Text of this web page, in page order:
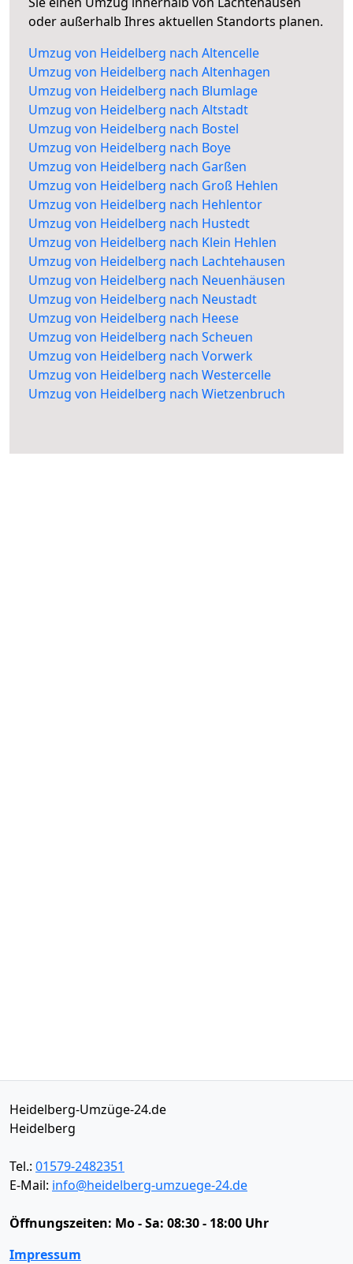
oder außerhalb Ihres aktuellen Standorts planen.
Umzug von Heidelberg nach Altencelle
Umzug von Heidelberg nach Altenhagen
Umzug von Heidelberg nach Blumlage
Umzug von Heidelberg nach Altstadt
Umzug von Heidelberg nach Bostel
Umzug von Heidelberg nach Boye
Umzug von Heidelberg nach Garßen
Umzug von Heidelberg nach Groß Hehlen
Umzug von Heidelberg nach Hehlentor
Umzug von Heidelberg nach Hustedt
Umzug von Heidelberg nach Klein Hehlen
Umzug von Heidelberg nach Lachtehausen
Umzug von Heidelberg nach Neuenhäusen
Umzug von Heidelberg nach Neustadt
Umzug von Heidelberg nach Heese
Umzug von Heidelberg nach Scheuen
Umzug von Heidelberg nach Vorwerk
Umzug von Heidelberg nach Westercelle
Umzug von Heidelberg nach Wietzenbruch
Heidelberg-Umzüge-24.de
Heidelberg
Tel.: 01579-2482351
E-Mail: info@heidelberg-umzuege-24.de
Öffnungszeiten: Mo - Sa: 08:30 - 18:00 Uhr
Impressum